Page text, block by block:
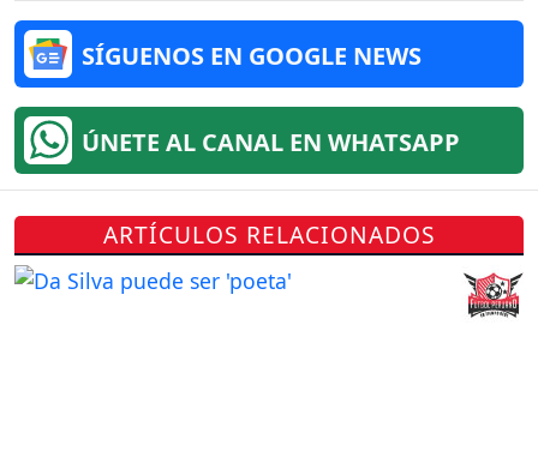
SÍGUENOS EN GOOGLE NEWS
ÚNETE AL CANAL EN WHATSAPP
ARTÍCULOS RELACIONADOS